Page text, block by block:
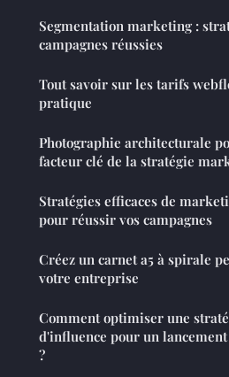
Segmentation marketing :
campagnes réussies
Tout savoir sur les tarifs
pratique
Photographie architecturale
facteur clé de la stratégie
Stratégies efficaces de
pour réussir vos campagnes
Créez un carnet a5 à spirale
votre entreprise
Comment optimiser une
d'influence pour un
?